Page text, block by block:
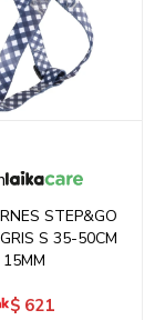
STEP&GO
S 35-50CM
$ 621